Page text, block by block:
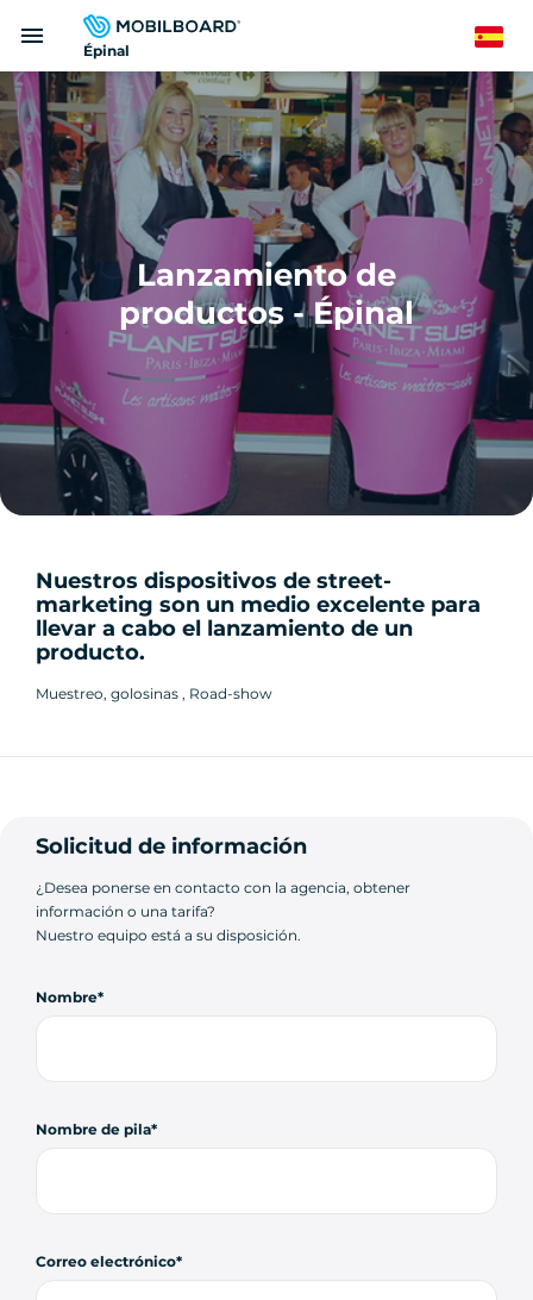
principal
Épinal
menu Spanish
Lanzamiento de
productos - Épinal
Nuestros dispositivos de street-
marketing son un medio excelente para
llevar a cabo el lanzamiento de un
producto.
Muestreo, golosinas , Road-show
Solicitud de información
¿Desea ponerse en contacto con la agencia, obtener
información o una tarifa?
Nuestro equipo está a su disposición.
Nombre
Nombre de pila
Correo electrónico